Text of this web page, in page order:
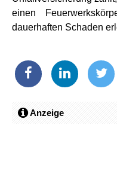
einen
dauerhaften Schaden
Anzeige